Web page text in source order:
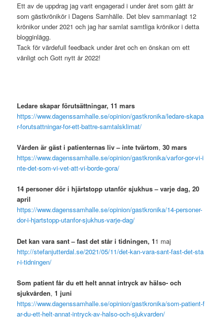
Ett av de uppdrag jag varit engagerad i under året som gått är
som gästkrönikör i Dagens Samhälle. Det blev sammanlagt 12
krönikor under 2021 och jag har samlat samtliga krönikor i detta
blogginlägg.
Tack för värdefull feedback under året och en önskan om ett
vänligt och Gott nytt år 2022!
Ledare skapar förutsättningar, 11 mars
https://www.dagenssamhalle.se/opinion/gastkronika/ledare-skapa
r-forutsattningar-for-ett-battre-samtalsklimat/
Vården är gäst i patienternas liv – inte tvärtom, 30 mars
https://www.dagenssamhalle.se/opinion/gastkronika/varfor-gor-vi-i
nte-det-som-vi-vet-att-vi-borde-gora/
14 personer dör i hjärtstopp utanför sjukhus – varje dag, 20
april
https://www.dagenssamhalle.se/opinion/gastkronika/14-personer-
dor-i-hjartstopp-utanfor-sjukhus-varje-dag/
Det kan vara sant – fast det står i tidningen, 11 maj
http://stefanjutterdal.se/2021/05/11/det-kan-vara-sant-fast-det-sta
r-i-tidningen/
Som patient får du ett helt annat intryck av hälso- och
sjukvården,1 juni
https://www.dagenssamhalle.se/opinion/gastkronika/som-patient-f
ar-du-ett-helt-annat-intryck-av-halso-och-sjukvarden/